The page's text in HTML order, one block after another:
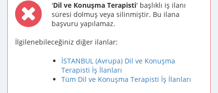
'Dil ve Konuşma Terapisti' başlıklı iş ilanı
süresi dolmuş veya silinmiştir. Bu ilana
başvuru yapılamaz.
İlgilenebileceğiniz diğer ilanlar:
İSTANBUL (Avrupa) Dil ve Konuşma
Terapisti İş İlanları
Tüm Dil ve Konuşma Terapisti İş İlanları